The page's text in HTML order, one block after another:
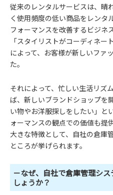
従来のレンタルサービスは、晴
く使用頻度の低い商品をレンタ
フォーマンスを改善するビジネ
「スタイリストがコーディネ
によって、お客様が新しいファ
た。
それによって、忙しい生活リズ
ば、新しいブランドショップを
い物やお洋服探しをしたい」と
ォーマンスの観点での価値も提
大きな特徴として、自社の倉庫
ところが挙げられます。
－なぜ、自社で倉庫管理シ
しょうか？